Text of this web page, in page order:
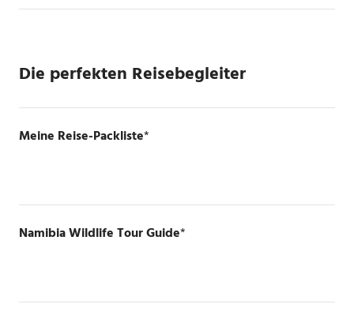
Die perfekten Reisebegleiter
Meine Reise-Packliste*
Namibia Wildlife Tour Guide*